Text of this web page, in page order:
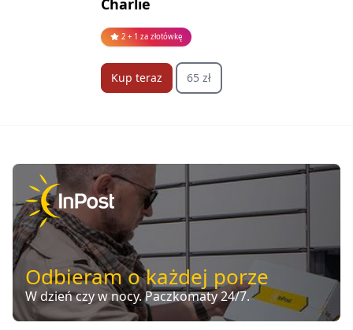
Charlie
2 + 1 za złotówkę
Kup teraz 65 zł
Odbieram o każdej porze
W dzień czy w nocy. Paczkomaty 24/7.